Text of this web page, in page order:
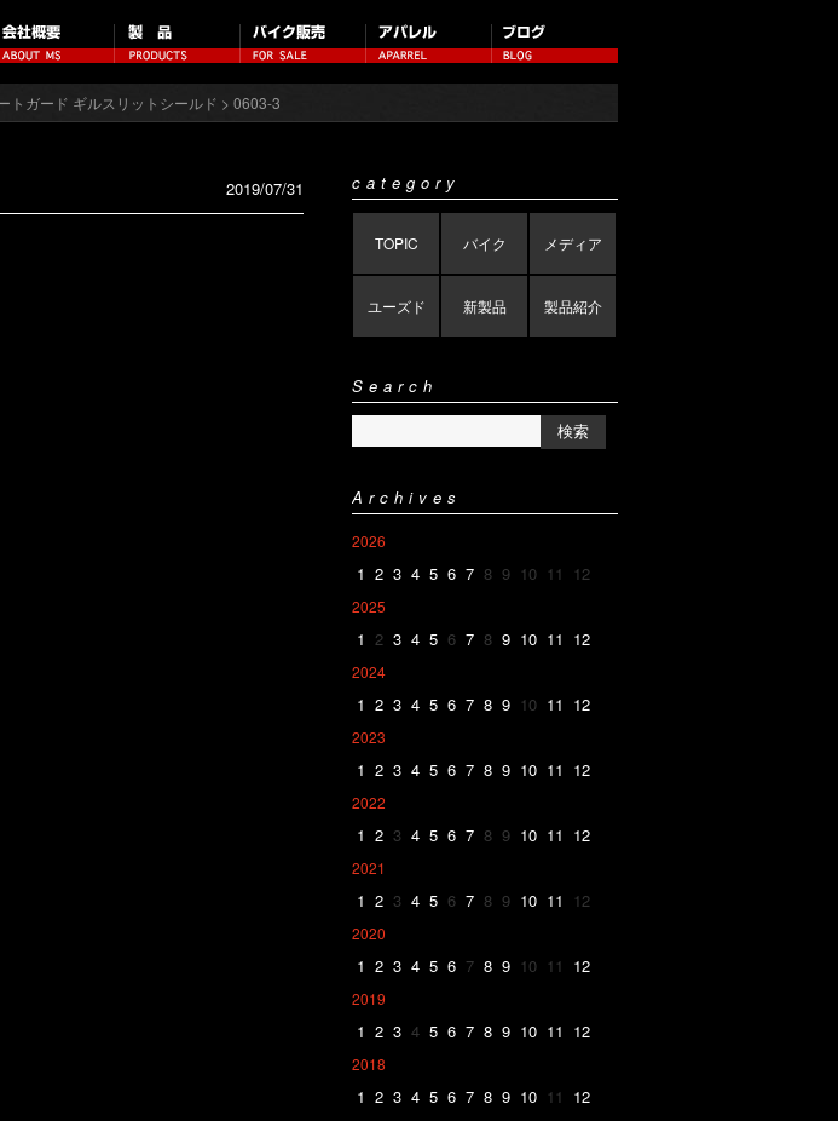
トガード ギルスリットシールド > 0603-3
2019/07/31 category
TOPIC バイク メディア
ユーズド 新製品 製品紹介
Search
Archives
2026
1 2 3 4 5 6 7 8 9 10 11 12
2025
1 2 3 4 5 6 7 8 9 10 11 12
2024
1 2 3 4 5 6 7 8 9 10 11 12
2023
1 2 3 4 5 6 7 8 9 10 11 12
2022
1 2 3 4 5 6 7 8 9 10 11 12
2021
1 2 3 4 5 6 7 8 9 10 11 12
2020
1 2 3 4 5 6 7 8 9 10 11 12
2019
1 2 3 4 5 6 7 8 9 10 11 12
2018
1 2 3 4 5 6 7 8 9 10 11 12